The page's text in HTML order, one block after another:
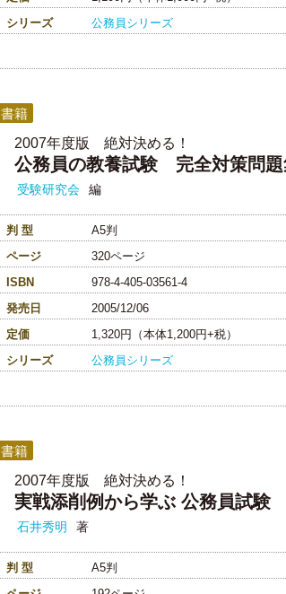
シリーズ
公務員シリーズ
書籍
2007年度版 絶対決める！
公務員の教養試験 完全対策問題
受験研究会 編
判 型
A5判
ページ
320ページ
ISBN
978-4-405-03561-4
発売日
2005/12/06
定価
1,320円（本体1,200円+税）
シリーズ
公務員シリーズ
書籍
2007年度版 絶対決める！
実戦添削例から学ぶ 公務員試験
石井秀明 著
判 型
A5判